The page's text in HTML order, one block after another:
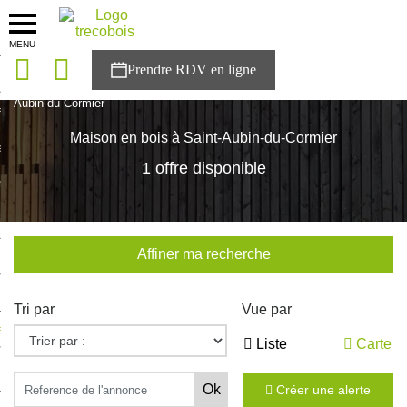
MENU
solutions
Trecobois
à NESTOR
Aubin-du-Cormier
Maison en bois à Saint-Aubin-du-Cormier
1 offre disponible
Affiner ma recherche
Tri par Vue par
Liste Carte
Créer une alerte